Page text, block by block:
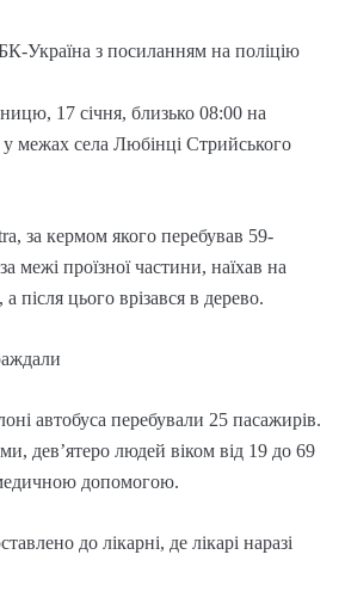
Україна з посиланням на поліцію
17 січня, близько 08:00 на
у межах села Любінці Стрийського
за кермом якого перебував 59-
межі проїзної частини, наїхав на
після цього врізався в дерево.
автобуса перебували 25 пасажирів.
дев’ятеро людей віком від 19 до 69
допомогою.
до лікарні, де лікарі наразі